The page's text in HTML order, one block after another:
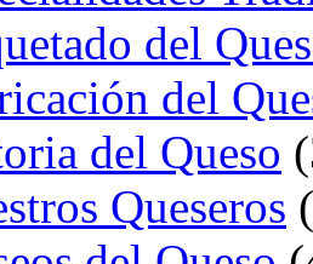
del
del
del Queso
Queseros